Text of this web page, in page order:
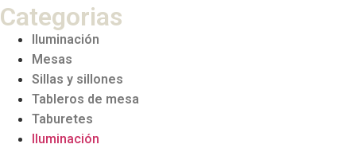
Categorias
Iluminación
Mesas
Sillas y sillones
Tableros de mesa
Taburetes
Iluminación